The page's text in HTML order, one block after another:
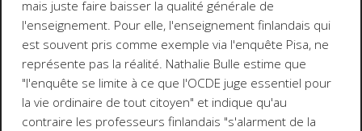
mais juste faire baisser la qualité générale de
l'enseignement. Pour elle, l'enseignement finlandais qui
est souvent pris comme exemple via l'enquête Pisa, ne
représente pas la réalité. Nathalie Bulle estime que
"l'enquête se limite à ce que l'OCDE juge essentiel pour
la vie ordinaire de tout citoyen" et indique qu'au
contraire les professeurs finlandais "s'alarment de la